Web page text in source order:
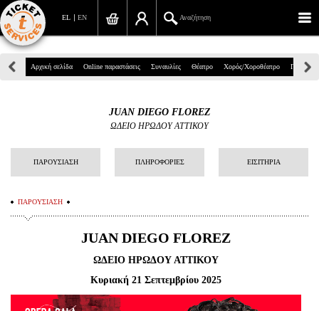
EN
EL Αναζήτηση
Πανεπιστημίου 39, Αθήνα
info@ticketservices.gr
Αναζήτηση
Σύνδεση/Εγγραφή
Αναζήτηση παραγγελίας
Προσωπικά Δεδομένα
Αρχική σελίδα Online παραστάσεις Συναυλίες Θέατρο Χορός/Χοροθέατρο Παιδικά
JUAN DIEGO FLOREZ
ΩΔΕΙΟ ΗΡΩΔΟΥ ΑΤΤΙΚΟΥ
ΠΑΡΟΥΣΙΑΣΗ ΠΛΗΡΟΦΟΡΙΕΣ ΕΙΣΙΤΗΡΙΑ
ΠΑΡΟΥΣΙΑΣΗ
JUAN DIEGO FLOREZ
ΩΔΕΙΟ ΗΡΩΔΟΥ ΑΤΤΙΚΟΥ
Κυριακή 21 Σεπτεμβρίου 2025